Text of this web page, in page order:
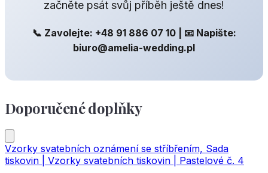
začněte psát svůj příběh ještě dnes!
📞 Zavolejte: +48 91 886 07 10 | 📧 Napište:
biuro@amelia-wedding.pl
Doporučené doplňky
Vzorky svatebních oznámení se stříbřením, Sada
tiskovin | Vzorky svatebních tiskovin | Pastelové č. 4